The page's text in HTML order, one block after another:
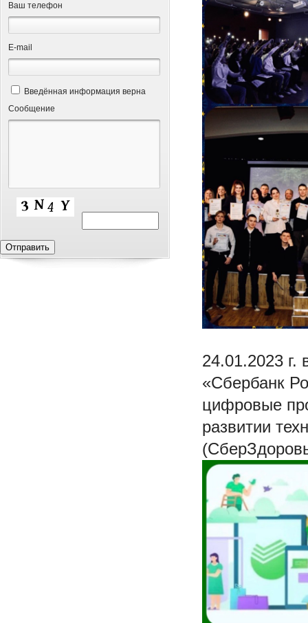
Ваш телефон
Е-mail
Введённая информация верна
Сообщение
24.01.2023 г.
«Сбербанк
цифровые
развитии